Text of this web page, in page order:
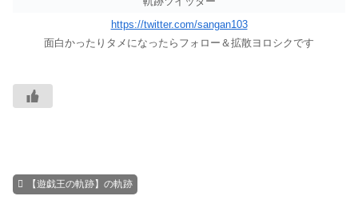
https://twitter.com/sangan103
面白かったりタメになったらフォロー＆拡散ヨロシクです
【遊戯王の軌跡】の軌跡